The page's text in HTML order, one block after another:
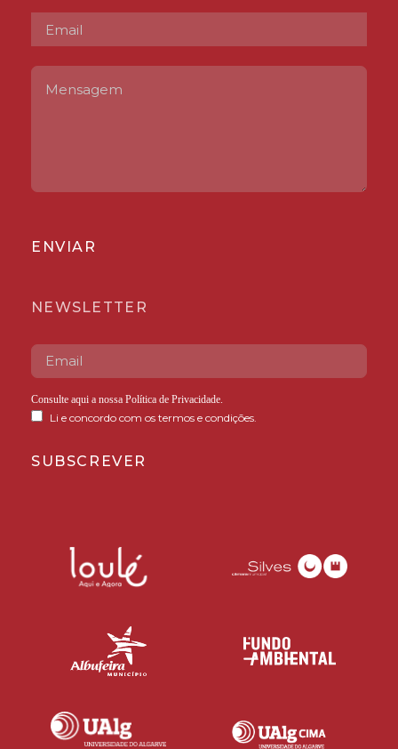
ENVIAR
NEWSLETTER
Consulte aqui a nossa Política de Privacidade.
Li e concordo com os termos e condições.